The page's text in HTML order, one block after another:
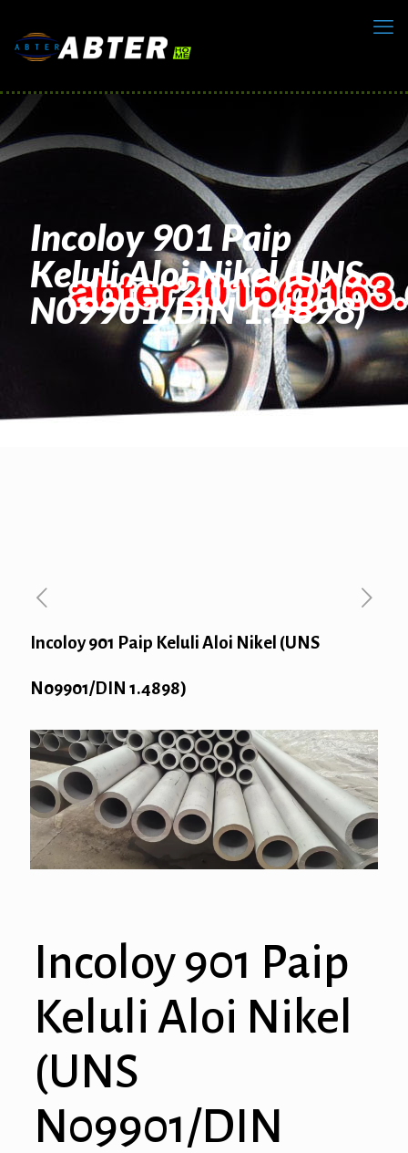
Incoloy 901 Paip
Keluli Aloi Nikel (UNS
N09901/DIN 1.4898)
Incoloy 901 Paip Keluli Aloi Nikel (UNS
N09901/DIN 1.4898)
Incoloy 901 Paip
Keluli Aloi Nikel
(UNS
N09901/DIN